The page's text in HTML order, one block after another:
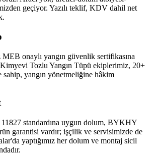
geçiyor. Yazılı teklif, KDV dahil net
onaylı yangın güvenlik sertifikasına
Tozlu Yangın Tüpü ekiplerimiz, 20+
sahip, yangın yönetmeliğine hâkim
standardına uygun dolum, BYKHY
garantisi vardır; işçilik ve servisimizde de
yaptığımız her dolum ve montaj sicil